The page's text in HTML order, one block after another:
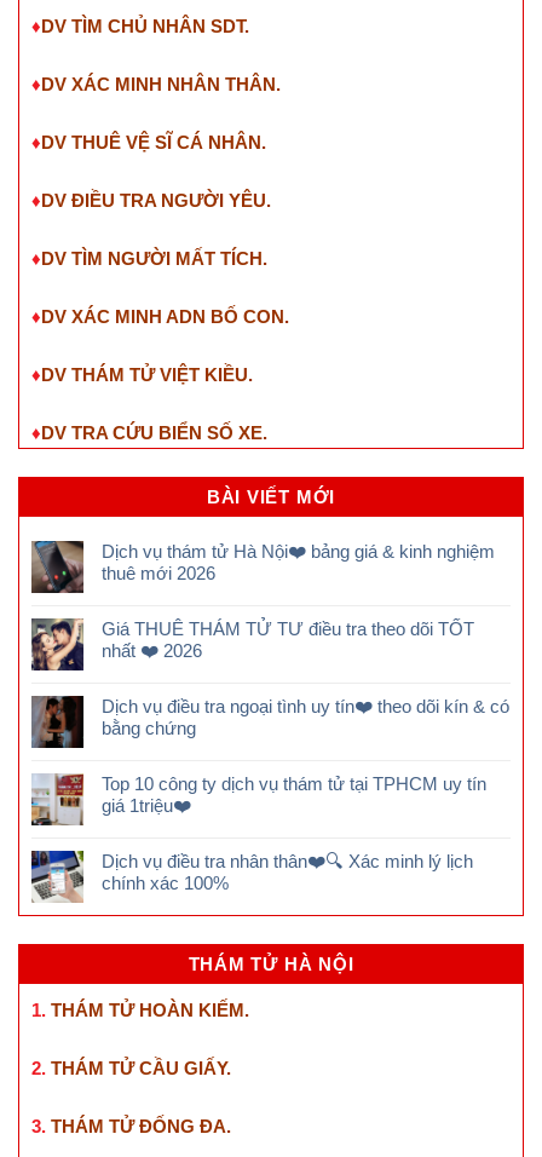
♦DV TÌM CHỦ NHÂN SDT.
♦DV XÁC MINH NHÂN THÂN.
♦DV THUÊ VỆ SĨ CÁ NHÂN.
♦DV ĐIỀU TRA NGƯỜI YÊU.
♦DV TÌM NGƯỜI MẤT TÍCH.
♦DV XÁC MINH ADN BỐ CON.
♦DV THÁM TỬ VIỆT KIỀU.
♦DV TRA CỨU BIỂN SỐ XE.
BÀI VIẾT MỚI
Dịch vụ thám tử Hà Nội❤️ bảng giá & kinh nghiệm
thuê mới 2026
Giá THUÊ THÁM TỬ TƯ điều tra theo dõi TỐT
nhất ❤️ 2026
Dịch vụ điều tra ngoại tình uy tín❤️ theo dõi kín & có
bằng chứng
Top 10 công ty dịch vụ thám tử tại TPHCM uy tín
giá 1triệu❤️
Dịch vụ điều tra nhân thân❤️🔍 Xác minh lý lịch
chính xác 100%
THÁM TỬ HÀ NỘI
1. THÁM TỬ HOÀN KIẾM.
2. THÁM TỬ CẦU GIẤY.
3. THÁM TỬ ĐỐNG ĐA.